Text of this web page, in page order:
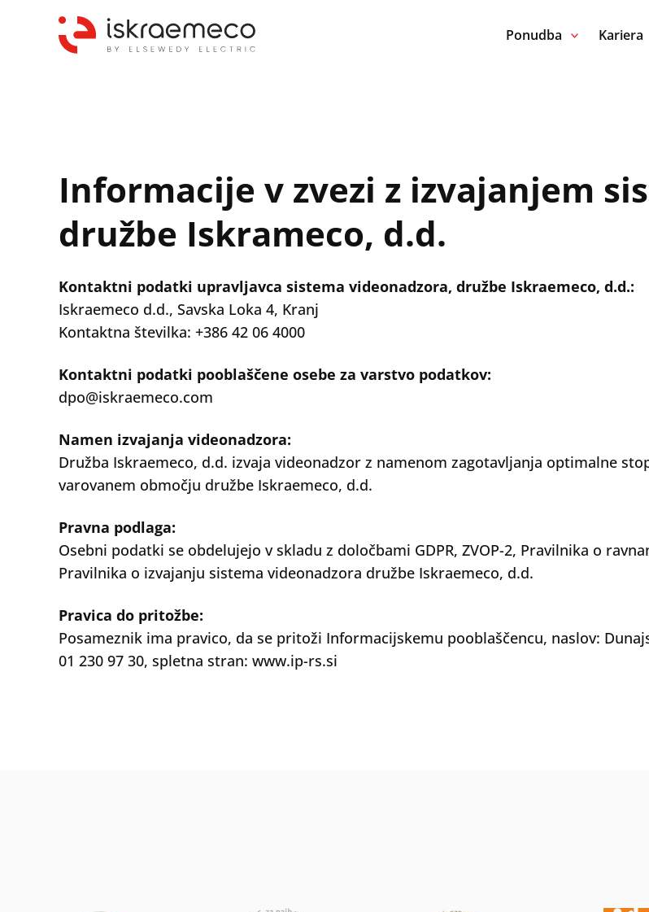
Ponudba Kariera
Informacije v zvezi z izvajanjem
družbe Iskrameco, d.d.
Kontaktni podatki upravljavca sistema videonadzora, družbe Iskraemeco, d.d.:
Iskraemeco d.d., Savska Loka 4, Kranj
Kontaktna številka: +386 42 06 4000
Kontaktni podatki pooblaščene osebe za varstvo podatkov:
dpo@iskraemeco.com
Namen izvajanja videonadzora:
Družba Iskraemeco, d.d. izvaja videonadzor z namenom zagotavljanja optimalne
varovanem območju družbe Iskraemeco, d.d.
Pravna podlaga:
Osebni podatki se obdelujejo v skladu z določbami GDPR, ZVOP-2, Pravilnika o
Pravilnika o izvajanju sistema videonadzora družbe Iskraemeco, d.d.
Pravica do pritožbe:
Posameznik ima pravico, da se pritoži Informacijskemu pooblaščencu, naslov:
01 230 97 30, spletna stran: www.ip-rs.si